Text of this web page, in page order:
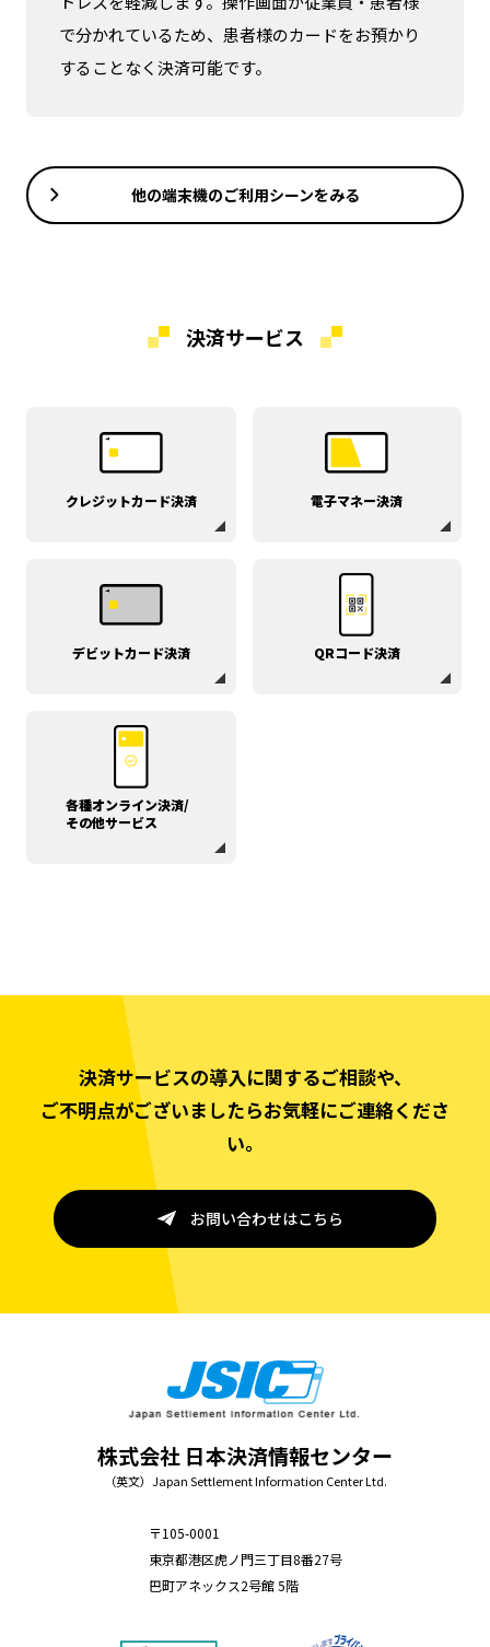
で分かれているため、患者様のカードをお預かり
することなく決済可能です。
他の端末機のご利用シーンをみる
決済サービス
クレジットカード決済 電子マネー決済
デビットカード決済 QRコード決済
各種オンライン決済/
その他サービス
決済サービスの導入に関するご相談や、
ご不明点がございましたらお気軽にご連絡くださ
い。
お問い合わせはこちら
株式会社 日本決済情報センター
（英文）Japan Settlement Information Center Ltd.
〒105-0001
東京都港区虎ノ門三丁目8番27号
巴町アネックス2号館 5階